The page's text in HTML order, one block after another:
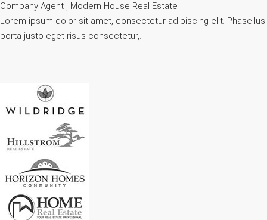
Company Agent , Modern House Real Estate
Lorem ipsum dolor sit amet, consectetur adipiscing elit. Phasellus
porta justo eget risus consectetur,…